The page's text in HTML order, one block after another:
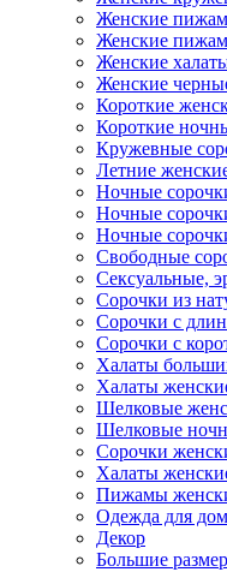
Женские
Женские
Женские
Женские
Короткие
Короткие
Кружевные
Летние
Ночные
Ночные
Ночные
Свободные
Сексуальные,
Сорочки из
Сорочки с
Сорочки с
Халаты
Халаты
Шелковые
Шелковые
Сорочки
Халаты
Пижамы
Одежда для
Декор
Большие